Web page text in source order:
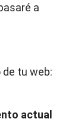
a
de tu web:
actual